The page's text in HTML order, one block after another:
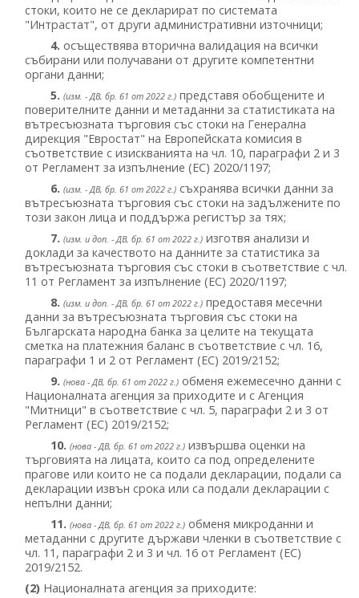
стоки, които не се декларират по системата
"Интрастат", от други административни източници;
4. осъществява вторична валидация на всички
събирани или получавани от другите компетентни
органи данни;
5. (изм. - ДВ, бр. 61 от 2022 г.) представя обобщените и
поверителните данни и метаданни за статистиката на
вътресъюзната търговия със стоки на Генерална
дирекция "Евростат" на Европейската комисия в
съответствие с изискванията на чл. 10, параграфи 2 и 3
от Регламент за изпълнение (ЕС) 2020/1197;
6. (изм. - ДВ, бр. 61 от 2022 г.) съхранява всички данни за
вътресъюзната търговия със стоки на задължените по
този закон лица и поддържа регистър за тях;
7. (изм. и доп. - ДВ, бр. 61 от 2022 г.) изготвя анализи и
доклади за качеството на данните за статистика за
вътресъюзната търговия със стоки в съответствие с чл.
11 от Регламент за изпълнение (ЕС) 2020/1197;
8. (изм. и доп. - ДВ, бр. 61 от 2022 г.) предоставя месечни
данни за вътресъюзната търговия със стоки на
Българската народна банка за целите на текущата
сметка на платежния баланс в съответствие с чл. 16,
параграфи 1 и 2 от Регламент (ЕС) 2019/2152;
9. (нова - ДВ, бр. 61 от 2022 г.) обменя ежемесечно данни с
Националната агенция за приходите и с Агенция
"Митници" в съответствие с чл. 5, параграфи 2 и 3 от
Регламент (ЕС) 2019/2152;
10. (нова - ДВ, бр. 61 от 2022 г.) извършва оценки на
търговията на лицата, които са под определените
прагове или които не са подали декларации, подали са
декларации извън срока или са подали декларации с
непълни данни;
11. (нова - ДВ, бр. 61 от 2022 г.) обменя микроданни и
метаданни с другите държави членки в съответствие с
чл. 11, параграфи 2 и 3 и чл. 16 от Регламент (ЕС)
2019/2152.
(2) Националната агенция за приходите: